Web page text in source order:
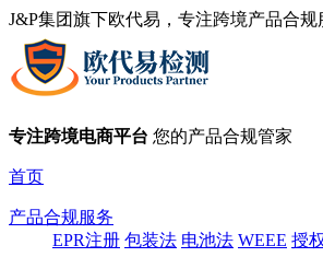
J&P集团旗下欧代易，专注跨境产品合
专注跨境电商平台 您的产品合规管家
首页
产品合规服务
EPR注册 包装法 电池法 WEEE 授